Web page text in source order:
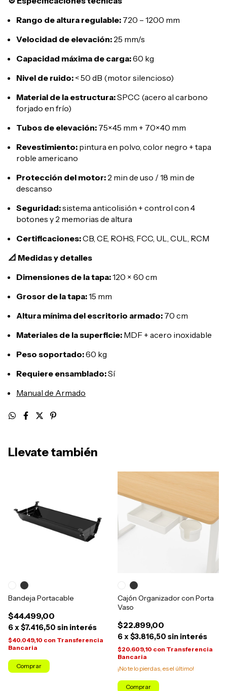
Rango de altura regulable: 720 – 1200 mm
Velocidad de elevación: 25 mm/s
Capacidad máxima de carga:60 kg
Nivel de ruido: < 50 dB (motor silencioso)
Material de la estructura:SPCC (acero al carbono
forjado en frío)
Tubos de elevación: 75×45 mm + 70×40 mm
Revestimiento: pintura en polvo, color negro + tapa
roble americano
Protección del motor: 2 min de uso / 18 min de
descanso
Seguridad:sistema anticolisión + control con 4
botones y 2 memorias de altura
Certificaciones:CB, CE, ROHS, FCC, UL, CUL, RCM
📐 Medidas y detalles
Dimensiones de la tapa:120 × 60 cm
Grosor de la tapa:15 mm
Altura mínima del escritorio armado: 70 cm
Materiales de la superficie: MDF + acero inoxidable
Peso soportado:60 kg
Requiere ensamblado:Sí
Manual de Armado
Llevate también
Bandeja Portacable
$44.499,00
6x $7.416,50 sin interés
$40.049,10 con Transferencia
Bancaria
Comprar
Cajón Organizador con Porta
Vaso
$22.899,00
6x $3.816,50 sin interés
$20.609,10 con Transferencia
Bancaria
¡No te lo pierdas, es el último!
Comprar